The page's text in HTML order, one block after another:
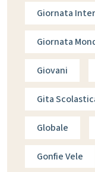
Giornata
Giornata
Giovani
Gita
Globale
Gonfie Vele